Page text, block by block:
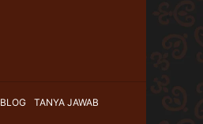
BLOG TANYA JAWAB